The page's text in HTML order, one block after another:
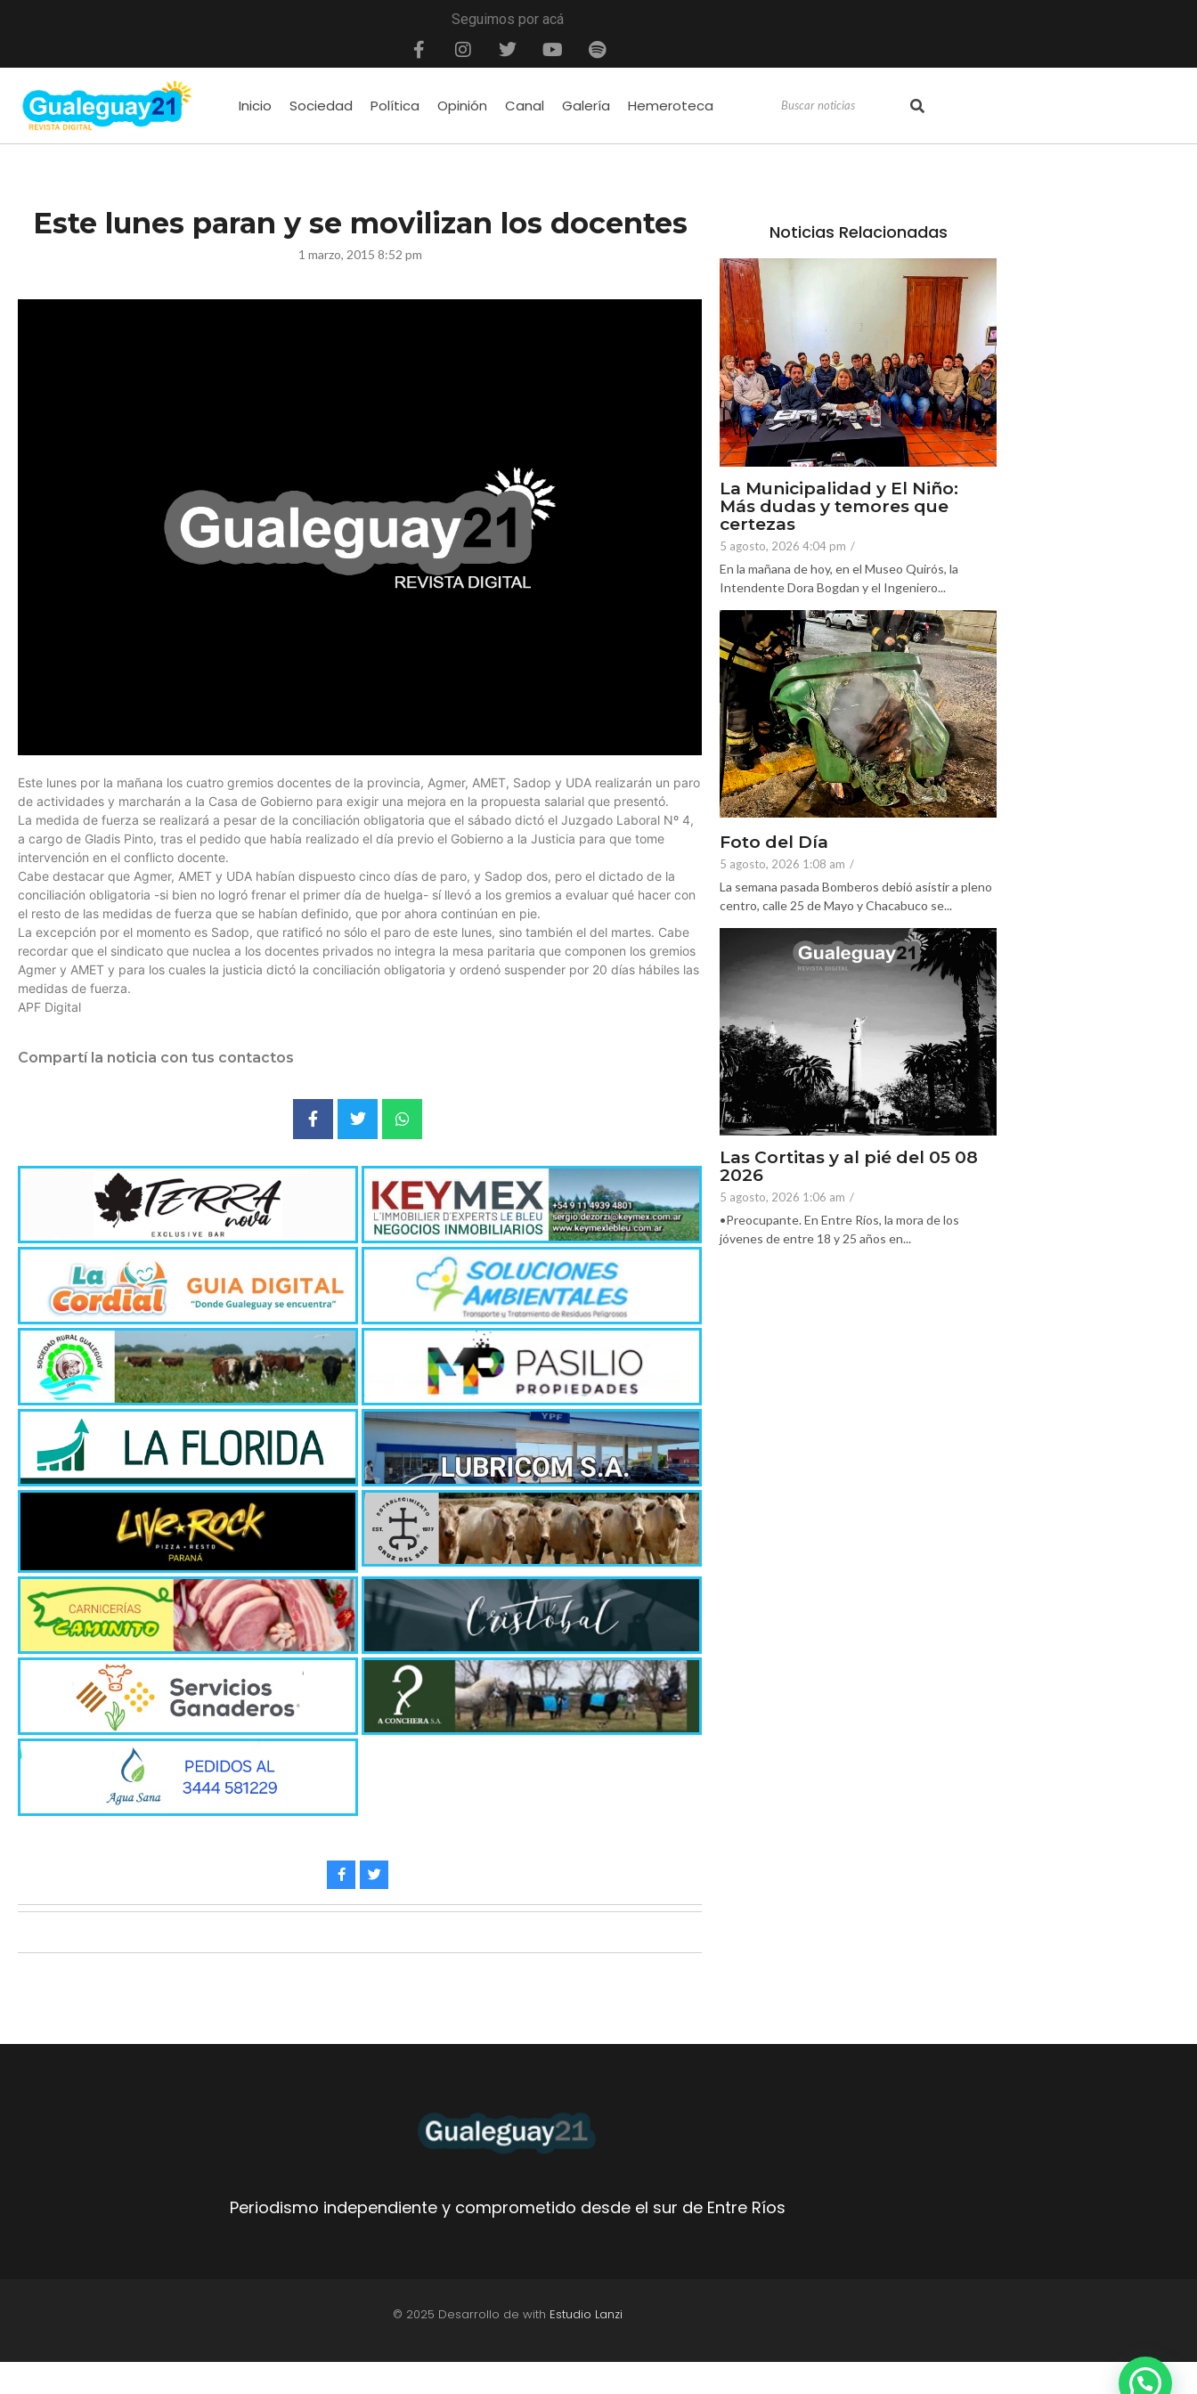
Seguimos por acá
Inicio Sociedad Política Opinión Canal Galería Hemeroteca
Este lunes paran y se movilizan los docentes
1 marzo, 2015 8:52 pm
Este lunes por la mañana los cuatro gremios docentes de la provincia, Agmer, AMET, Sadop y UDA realizarán un paro
de actividades y marcharán a la Casa de Gobierno para exigir una mejora en la propuesta salarial que presentó.
La medida de fuerza se realizará a pesar de la conciliación obligatoria que el sábado dictó el Juzgado Laboral Nº 4,
a cargo de Gladis Pinto, tras el pedido que había realizado el día previo el Gobierno a la Justicia para que tome
intervención en el conflicto docente.
Cabe destacar que Agmer, AMET y UDA habían dispuesto cinco días de paro, y Sadop dos, pero el dictado de la
conciliación obligatoria -si bien no logró frenar el primer día de huelga- sí llevó a los gremios a evaluar qué hacer con
el resto de las medidas de fuerza que se habían definido, que por ahora continúan en pie.
La excepción por el momento es Sadop, que ratificó no sólo el paro de este lunes, sino también el del martes. Cabe
recordar que el sindicato que nuclea a los docentes privados no integra la mesa paritaria que componen los gremios
Agmer y AMET y para los cuales la justicia dictó la conciliación obligatoria y ordenó suspender por 20 días hábiles las
medidas de fuerza.
APF Digital
Compartí la noticia con tus contactos
Noticias Relacionadas
La Municipalidad y El Niño:
Más dudas y temores que
certezas
5 agosto, 2026 4:04 pm /
En la mañana de hoy, en el Museo Quirós, la
Intendente Dora Bogdan y el Ingeniero...
Foto del Día
5 agosto, 2026 1:08 am /
La semana pasada Bomberos debió asistir a pleno
centro, calle 25 de Mayo y Chacabuco se...
Las Cortitas y al pié del 05 08
2026
5 agosto, 2026 1:06 am /
•Preocupante. En Entre Ríos, la mora de los
jóvenes de entre 18 y 25 años en...
Periodismo independiente y comprometido desde el sur de Entre Ríos
© 2025 Desarrollo de with Estudio Lanzi